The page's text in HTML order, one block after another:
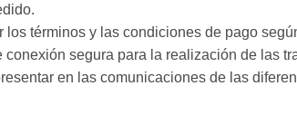
términos y las condiciones de pago
segura para la realización de las
en las comunicaciones de las